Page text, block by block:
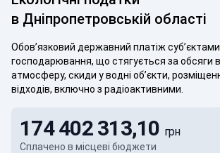
в Дніпропетровській області
Обов’язковий державний платіж суб’єктами
господарювання, що стягується за обсяги
атмосферу, скиди у водні об’єкти,
відходів, включно з радіоактивними.
Сплачено в місцеві бюджети
174 402 313,10 грн